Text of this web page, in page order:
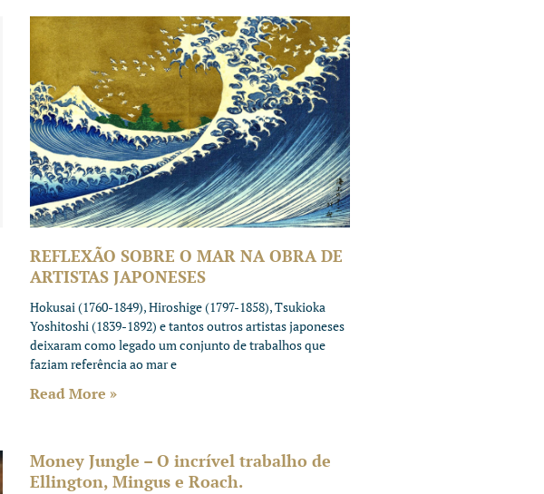
REFLEXÃO SOBRE O MAR NA OBRA DE
ARTISTAS JAPONESES
Hokusai (1760-1849), Hiroshige (1797-1858), Tsukioka
Yoshitoshi (1839-1892) e tantos outros artistas japoneses
deixaram como legado um conjunto de trabalhos que
faziam referência ao mar e
Read More »
Money Jungle – O incrível trabalho de
Ellington, Mingus e Roach.